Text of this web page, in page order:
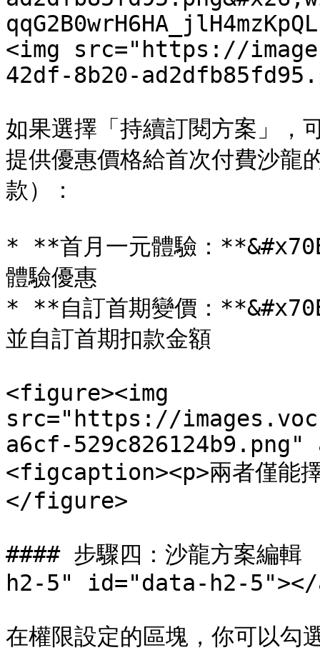
<img src="https://
42df-8b20-
如果選擇「持續訂閱方案」
提供優惠價格給首次付費沙龍
款）：
* **首月一元體驗：
體驗優惠
* **自訂首期變價：
並自訂首期扣款金額
<figure><img
src="https://
a6cf-
<figcaption><p>兩者僅能
</figure>
#### 步驟四：沙龍方案編
h2-5" id="data-h2-5"></
在權限設定的區塊，你可以勾